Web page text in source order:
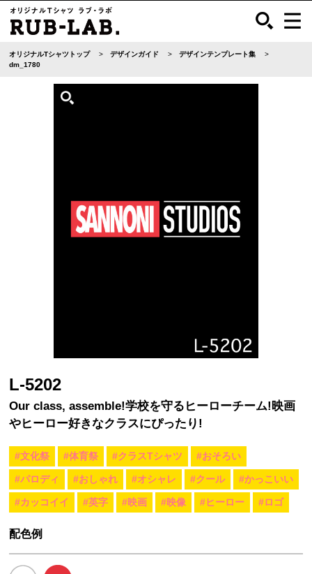
オリジナルTシャツトップ デザインガイド
デザインテンプレート集
dm_1780
L-5202
Our class, assemble!学校を守るヒーローチーム!映画
やヒーロー好きなクラスにぴったり!
#文化祭 #体育祭 #クラスTシャツ #おそろい
#パロディ #おしゃれ #オシャレ #クール #かっこいい
#カッコイイ #英字 #映画 #映像 #ヒーロー #ロゴ
配色例